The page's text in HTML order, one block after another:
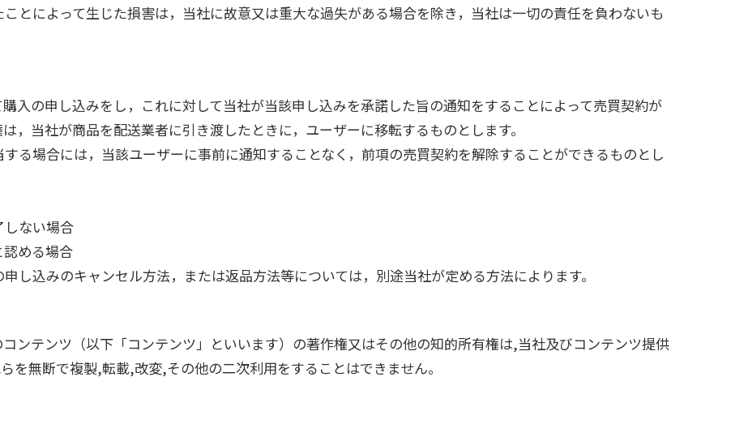
とによって生じた損害は，当社に故意又は重大な過失がある場合を除き，当社は一切の責任を負わないも
入の申し込みをし，これに対して当社が当該申し込みを承諾した旨の通知をすることによって売買契約が
，当社が商品を配送業者に引き渡したときに，ユーザーに移転するものとします。
る場合には，当該ユーザーに事前に通知することなく，前項の売買契約を解除することができるものとし
しない場合
める場合
し込みのキャンセル方法，または返品方法等については，別途当社が定める方法によります。
ンテンツ（以下「コンテンツ」といいます）の著作権又はその他の知的所有権は,当社及びコンテンツ提供
無断で複製,転載,改変,その他の二次利用をすることはできません。